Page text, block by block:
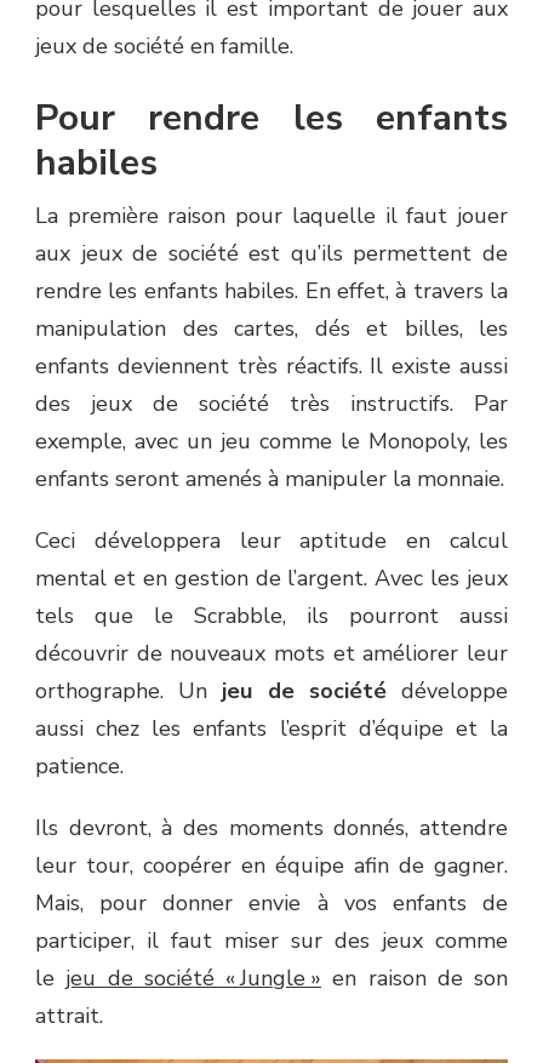
pour lesquelles il est important de jouer aux
jeux de société en famille.
Pour rendre les enfants
habiles
La première raison pour laquelle il faut jouer
aux jeux de société est qu’ils permettent de
rendre les enfants habiles. En effet, à travers la
manipulation des cartes, dés et billes, les
enfants deviennent très réactifs. Il existe aussi
des jeux de société très instructifs. Par
exemple, avec un jeu comme le Monopoly, les
enfants seront amenés à manipuler la monnaie.
Ceci développera leur aptitude en calcul
mental et en gestion de l’argent. Avec les jeux
tels que le Scrabble, ils pourront aussi
découvrir de nouveaux mots et améliorer leur
orthographe. Un jeu de sociétédéveloppe
aussi chez les enfants l’esprit d’équipe et la
patience.
Ils devront, à des moments donnés, attendre
leur tour, coopérer en équipe afin de gagner.
Mais, pour donner envie à vos enfants de
participer, il faut miser sur des jeux comme
le jeu de société « Jungle » en raison de son
attrait.